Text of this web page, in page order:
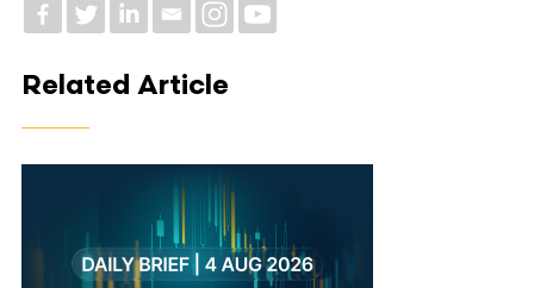
Related Article